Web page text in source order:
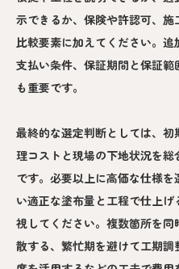
示できるか、保険や許認可、
比較要素に加えてください。追
支払い条件、保証期間と保証
も重要です。
最終的な選定判断としては、
理コストと現場の下地状況を
です。必要以上に高価な仕様
い適正な塗布量と工程で仕上
視してください。複数箇所を
散する、繁忙期を避けて工期